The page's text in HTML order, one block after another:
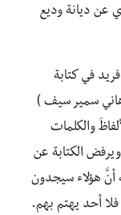
عن ديانة وديع
في كتابة
هاني سمير سيف )
والكلمات
الكتابة عن
أنَّ هؤلاء سيجدون
أحد يهتم بهم.